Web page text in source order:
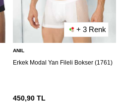
+ 3 Renk
ANIL
Erkek Modal Yan Fileli Bokser (1761)
450,90TL